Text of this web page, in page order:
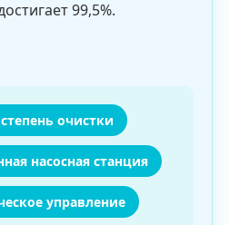
99,5%.
очистки
насосная станция
управление